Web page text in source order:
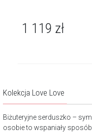
1 119 zł
Kolekcja Love Love
Biżuteryjne serduszko –
osobie to wspaniały